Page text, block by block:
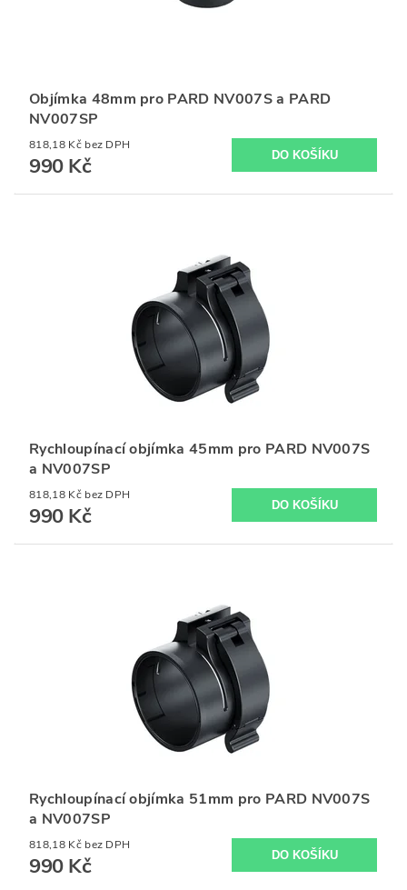
Objímka 48mm pro PARD NV007S a PARD
NV007SP
818,18 Kč bez DPH
990 Kč
Rychloupínací objímka 45mm pro PARD NV007S
a NV007SP
818,18 Kč bez DPH
990 Kč
Rychloupínací objímka 51mm pro PARD NV007S
a NV007SP
818,18 Kč bez DPH
990 Kč